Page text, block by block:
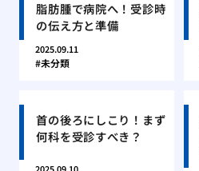
脂肪腫で病院へ！受診時
の伝え方と準備
2025.09.11
未分類
首の後ろにしこり！まず
何科を受診すべき？